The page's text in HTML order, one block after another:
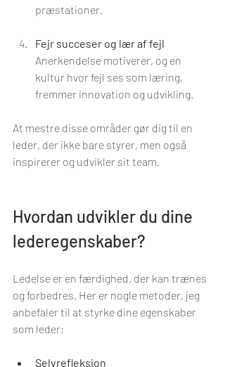
præstationer.
Fejr succeser og lær af fejl
Anerkendelse motiverer, og en
kultur hvor fejl ses som læring,
fremmer innovation og udvikling.
At mestre disse områder gør dig til en
leder, der ikke bare styrer, men også
inspirerer og udvikler sit team.
Hvordan udvikler du dine
lederegenskaber?
Ledelse er en færdighed, der kan trænes
og forbedres. Her er nogle metoder, jeg
anbefaler til at styrke dine egenskaber
som leder:
Selvrefleksion